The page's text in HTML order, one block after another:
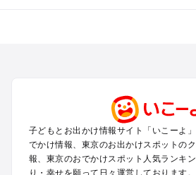
町田・相模原・愛川・上野原のプールお
渋谷・原宿・恵比寿・中目黒・自由が
池袋・赤羽・王子・巣鴨・目白・石神
新宿・高田馬場・代々木・千駄ヶ谷の
銀座・丸の内・日本橋・有楽町・築地
子どもとお出かけ情報サイト「いこーよ
でかけ情報、東京のお出かけスポットの
報、東京のおでかけスポット人気ランキ